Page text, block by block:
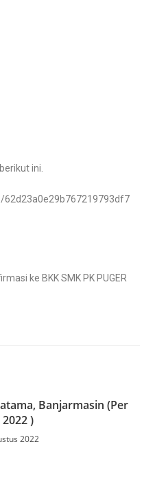
ini.
ke BKK SMK PK PUGER
Banjarmasin (Per
2022 )
2022